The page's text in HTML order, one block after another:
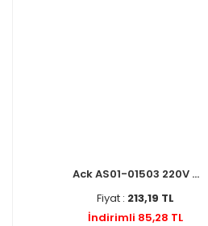
Ack AS01-01503 220V ...
Fiyat : 213,19 TL
İndirimli 85,28 TL